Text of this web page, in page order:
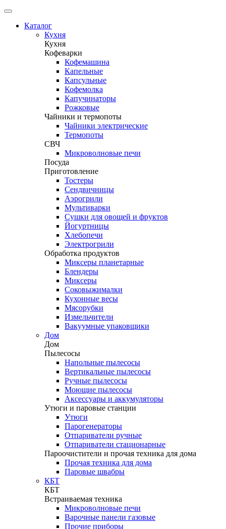
Каталог
Кухня
Кухня
Кофеварки
Кофемашина
Капельные
Капсульные
Кофемолка
Капучинаторы
Рожковые
Чайники и термопоты
Чайники электрические
Термопоты
СВЧ
Микроволновые печи
Посуда
Приготовление
Тостеры
Сендвичницы
Аэрогрили
Мультиварки
Сушки для овощей и фруктов
Йогуртницы
Хлебопечи
Электрогрили
Обработка продуктов
Миксеры планетарные
Блендеры
Миксеры
Соковыжималки
Кухонные весы
Мясорубки
Измельчители
Вакуумные упаковщики
Дом
Дом
Пылесосы
Напольные пылесосы
Вертикальные пылесосы
Ручные пылесосы
Моющие пылесосы
Аксессуары и аккумуляторы
Утюги и паровые станции
Утюги
Парогенераторы
Отпариватели ручные
Отпариватели стационарные
Пароочистители и прочая техника для дома
Прочая техника для дома
Паровые швабры
КБТ
КБТ
Встраиваемая техника
Микроволновые печи
Варочные панели газовые
Прочие приборы